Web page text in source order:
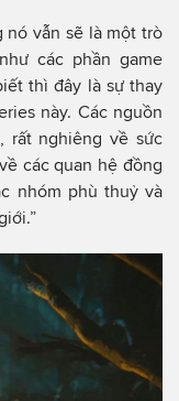
nó vẫn sẽ là một trò
các phần game
thì đây là sự thay
này. Các nguồn
rất nghiêng về sức
các quan hệ đồng
nhóm phù thuỷ và